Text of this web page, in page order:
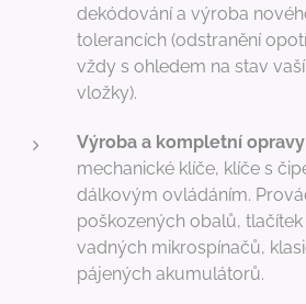
dekódování a výroba
tolerancích (odstranění
vždy s ohledem na stav
vložky).
Výroba a kompletní
mechanické klíče, klíče s
dálkovým ovládáním.
poškozených obalů,
vadných mikrospínačů,
pájených akumulátorů.